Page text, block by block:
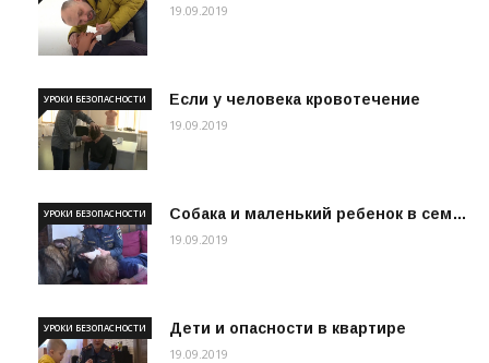
19.09.2019
Если у человека кровотечение
УРОКИ БЕЗОПАСНОСТИ
19.09.2019
Собака и маленький ребенок в сем…
УРОКИ БЕЗОПАСНОСТИ
19.09.2019
Дети и опасности в квартире
УРОКИ БЕЗОПАСНОСТИ
19.09.2019